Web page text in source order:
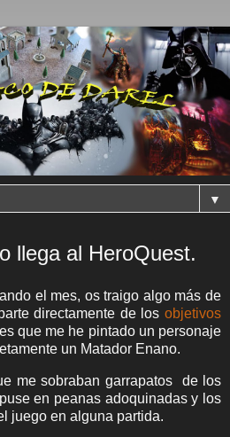
▼
llega al HeroQuest.
el mes, os traigo algo más de
directamente de los objetivos
que me he pintado un personaje
un Matador Enano.
me sobraban garrapatos de los
en peanas adoquinadas y los
juego en alguna partida.